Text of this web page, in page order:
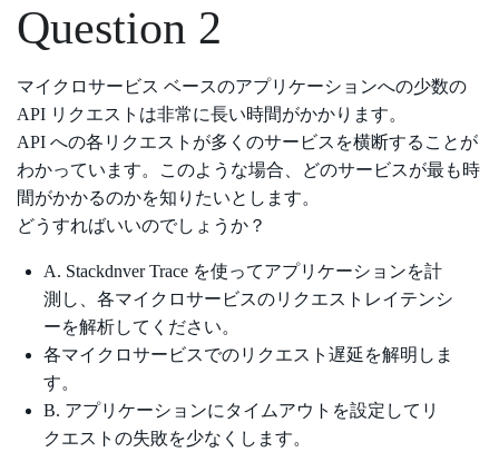
Question 2
マイクロサービス ベースのアプリケーションへの少数の
API リクエストは非常に長い時間がかかります。
API への各リクエストが多くのサービスを横断することが
わかっています。このような場合、どのサービスが最も時
間がかかるのかを知りたいとします。
どうすればいいのでしょうか？
A. Stackdnver Trace を使ってアプリケーションを計
測し、各マイクロサービスのリクエストレイテンシ
ーを解析してください。
各マイクロサービスでのリクエスト遅延を解明しま
す。
B. アプリケーションにタイムアウトを設定してリ
クエストの失敗を少なくします。